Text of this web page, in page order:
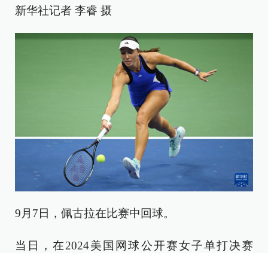
新华社记者 李睿 摄
9月7日，佩古拉在比赛中回球。
当日，在2024美国网球公开赛女子单打决赛